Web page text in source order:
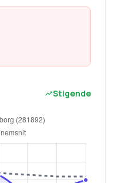
Stigende